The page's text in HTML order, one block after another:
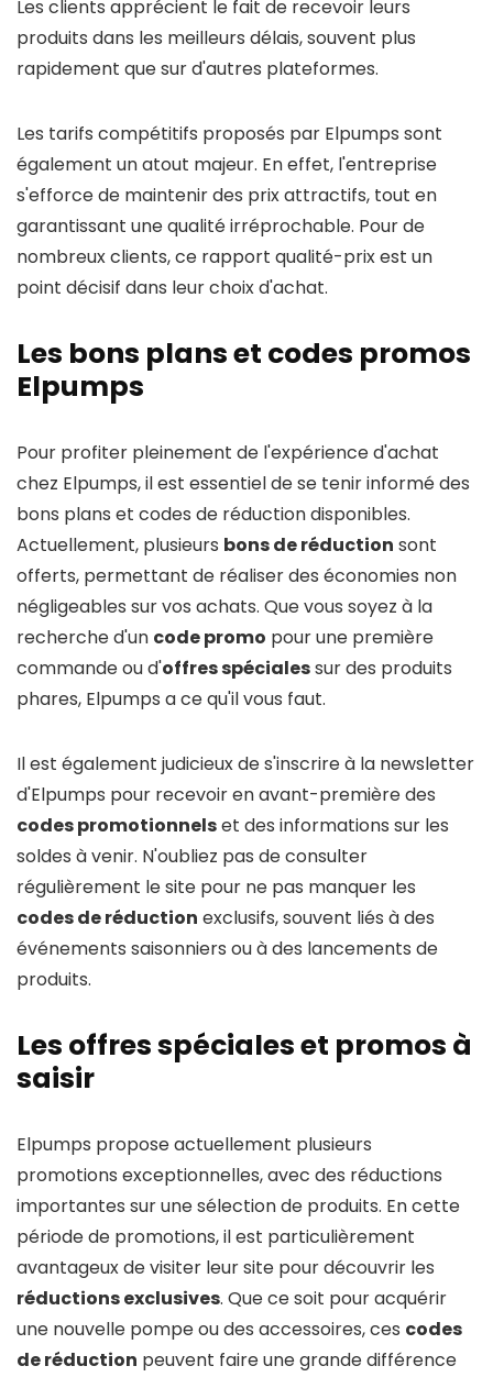
Les clients apprécient le fait de recevoir leurs
produits dans les meilleurs délais, souvent plus
rapidement que sur d'autres plateformes.
Les tarifs compétitifs proposés par Elpumps sont
également un atout majeur. En effet, l'entreprise
s'efforce de maintenir des prix attractifs, tout en
garantissant une qualité irréprochable. Pour de
nombreux clients, ce rapport qualité-prix est un
point décisif dans leur choix d'achat.
Les bons plans et codes promos
Elpumps
Pour profiter pleinement de l'expérience d'achat
chez Elpumps, il est essentiel de se tenir informé des
bons plans et codes de réduction disponibles.
Actuellement, plusieurs bons de réduction sont
offerts, permettant de réaliser des économies non
négligeables sur vos achats. Que vous soyez à la
recherche d'un code promo pour une première
commande ou d'offres spécialessur des produits
phares, Elpumps a ce qu'il vous faut.
Il est également judicieux de s'inscrire à la newsletter
d'Elpumps pour recevoir en avant-première des
codes promotionnelset des informations sur les
soldes à venir. N'oubliez pas de consulter
régulièrement le site pour ne pas manquer les
codes de réduction exclusifs, souvent liés à des
événements saisonniers ou à des lancements de
produits.
Les offres spéciales et promos à
saisir
Elpumps propose actuellement plusieurs
promotions exceptionnelles, avec des réductions
importantes sur une sélection de produits. En cette
période de promotions, il est particulièrement
avantageux de visiter leur site pour découvrir les
réductions exclusives. Que ce soit pour acquérir
une nouvelle pompe ou des accessoires, ces codes
de réduction peuvent faire une grande différence